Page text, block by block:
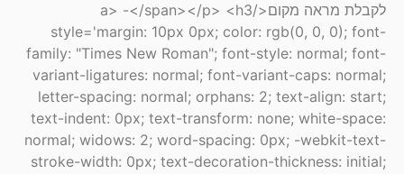
לקבלת מראה מקום</a> -</span></p> <h3
style='margin: 10px 0px; color: rgb(0, 0, 0); font-
family: "Times New Roman"; font-style: normal; font-
variant-ligatures: normal; font-variant-caps: normal;
letter-spacing: normal; orphans: 2; text-align: start;
text-indent: 0px; text-transform: none; white-space:
normal; widows: 2; word-spacing: 0px; -webkit-text-
stroke-width: 0px; text-decoration-thickness: initial;